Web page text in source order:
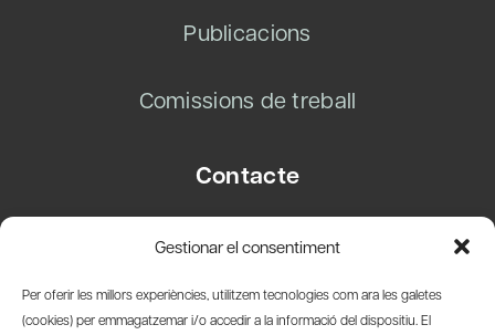
Gestionar el consentiment
Per oferir les millors experiències, utilitzem tecnologies com ara les galetes
(cookies) per emmagatzemar i/o accedir a la informació del dispositiu. El
Publicacions
Comissions de treball
Contacte
08003 Barcelona
info@amicsdelpais.com